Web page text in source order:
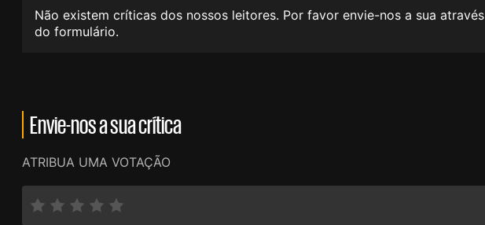
Não existem críticas dos nossos leitores. Por favor envie-nos a sua através
do formulário.
Envie-nos a sua crítica
ATRIBUA UMA VOTAÇÃO